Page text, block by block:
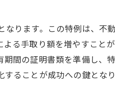
ります。この特例は、不
る手取り額を増やすこと
間の証明書類を準備し、
ることが成功への鍵とな